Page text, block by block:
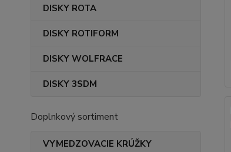
DISKY ROTA
DISKY ROTIFORM
DISKY WOLFRACE
DISKY 3SDM
Doplnkový sortiment
VYMEDZOVACIE KRÚŽKY